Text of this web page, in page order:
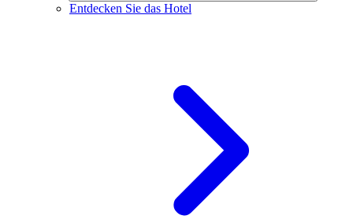
Entdecken Sie das Hotel